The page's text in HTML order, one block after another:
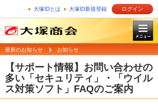
大塚IDとは 大塚ID新規登録 ログイン
最新のお知らせ お知らせ
【サポート情報】お問い合わせの
多い「セキュリティ」・「ウイル
ス対策ソフト」FAQのご案内